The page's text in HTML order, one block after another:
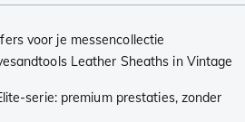
voor je messencollectie
Leather Sheaths in Vintage
serie: premium prestaties, zonder